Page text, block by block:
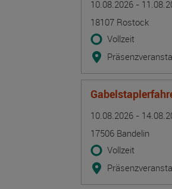
10.08.2026 -
18107 Rostock
Vollzeit
10.08.2026 -
17506 Bandelin
Vollzeit